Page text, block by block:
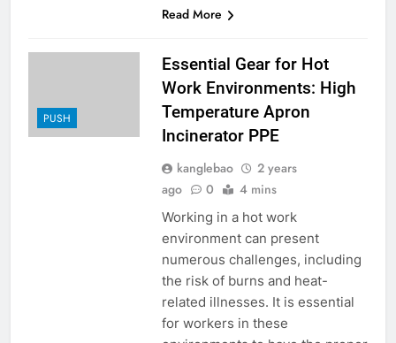
Read More
PUSH
Essential Gear for Hot
Work Environments: High
Temperature Apron
Incinerator PPE
kanglebao
2 years
ago
0 4 mins
Working in a hot work
environment can present
numerous challenges, including
the risk of burns and heat-
related illnesses. It is essential
for workers in these